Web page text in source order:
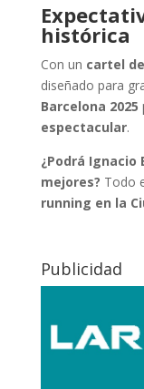
histórica
Con un cartel
diseñado para
Barcelona 2025
espectacular.
¿Podrá
mejores? Todo
running en la
Publicidad